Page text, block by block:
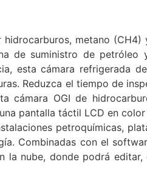
metano
de suministro de
esta cámara refrigerada
Reduzca el tiempo de
cámara OGI de
pantalla táctil LCD en
petroquímicas,
Combinadas con el
la nube, donde podrá